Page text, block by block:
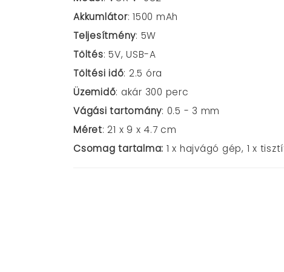
Akkumlátor: 1500 mAh
Teljesítmény: 5W
Töltés: 5V, USB-A
Töltési idő: 2.5 óra
Üzemidő: akár 300 perc
Vágási tartomány: 0.5 - 3 mm
Méret: 21 x 9 x 4.7 cm
Csomag tartalma: 1 x hajvágó gép, 1 x